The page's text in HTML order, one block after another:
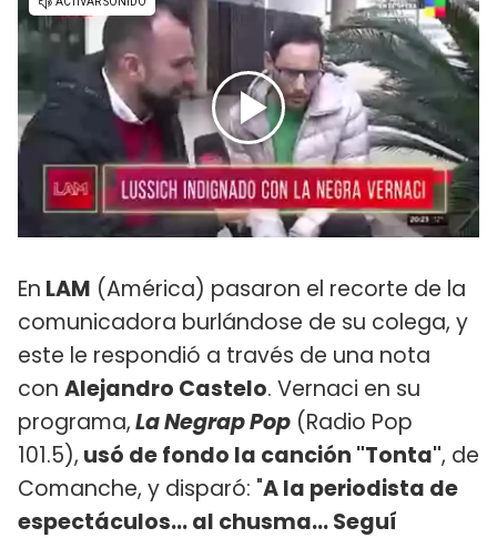
En LAM (América) pasaron el recorte de la
comunicadora burlándose de su colega, y
este le respondió a través de una nota
con Alejandro Castelo. Vernaci en su
programa,La Negrap Pop (Radio Pop
101.5), usó de fondo la canción "Tonta", de
Comanche, y disparó: "A la periodista de
espectáculos... al chusma... Seguí